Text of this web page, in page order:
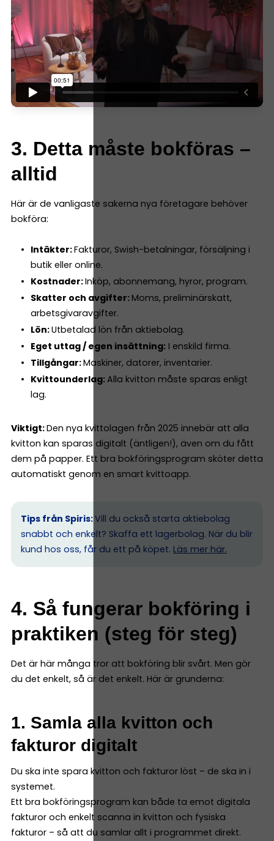
3. Detta måste bokföras –
alltid
Här är de vanligaste sakerna nya företagare behöver
bokföra:
Intäkter:Fakturor, Swish-betalningar, försäljning i
butik eller online.
Kostnader:Inköp, abonnemang, hyror, program.
Skatter och avgifter: Moms, preliminärskatt,
arbetsgivaravgifter.
Lön:Utbetalad lön från aktiebolag.
Eget uttag / egen insättning:I enskild firma.
Tillgångar:Maskiner, datorer, inventarier.
Kvittounderlag:Alla kvitton måste sparas enligt
lag.
Viktigt:Den nya kvittolagen från 2025 innebär att alla
kvitton kan sparas digitalt (äntligen!), även om du fått
dem på papper. Ett bra bokföringsprogram sköter detta
automatiskt genom en smart kvittoapp.
Tips från Spiris:Vill du också starta aktiebolag
snabbt och enkelt? Skaffa ett lagerbolag. När du blir
kund hos oss, får du ett på köpet. Läs mer här.
4. Så fungerar bokföring i
praktiken (steg för steg)
Det är här många tror att bokföring blir svårt. Men gör
du det enkelt, så är det enkelt. Här är grunderna:
1. Samla alla kvitton och
fakturor digitalt
Du ska inte spara kvitton och fakturor löst – de ska in i
systemet.
Ett bra bokföringsprogram kan både ta emot digitala
fakturor och enkelt scanna in kvitton och fysiska
fakturor – så att du samlar allt i programmet direkt.